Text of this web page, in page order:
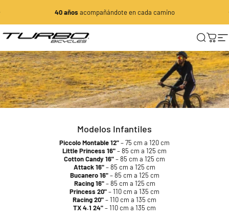
40 años acompañándote en cada camino
Turbo Bicycles Buscar
detallas
Modelos Infantiles
Piccolo Montable 12"– 75 cm a 120 cm
Little Princess 16"– 85 cm a 125 cm
Cotton Candy 16"– 85 cm a 125 cm
Attack 16"– 85 cm a 125 cm
Bucanero 16"– 85 cm a 125 cm
Racing 16"– 85 cm a 125 cm
Princess 20"– 110 cm a 135 cm
Racing 20"– 110 cm a 135 cm
TX 4.1 24"– 110 cm a 135 cm